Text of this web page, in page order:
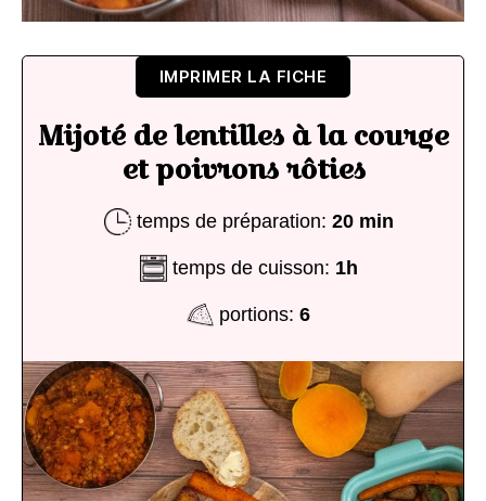
Mijoté de lentilles à la courge
et poivrons rôties
IMPRIMER LA FICHE
temps de préparation: 20 min
temps de cuisson: 1h
portions: 6